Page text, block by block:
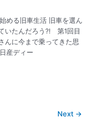
める旧車生活 旧車を選ん
いたんだろう?! 第1回目
んに今まで乗ってきた思
産ディー
Next →